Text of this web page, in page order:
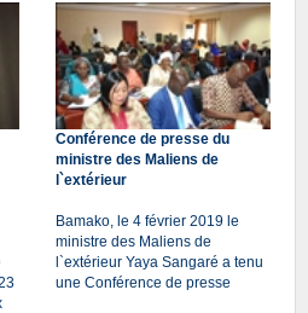
Conférence de presse du
ministre des Maliens de
l`extérieur
Bamako, le 4 février 2019 le
ministre des Maliens de
l`extérieur Yaya Sangaré a tenu
une Conférence de presse